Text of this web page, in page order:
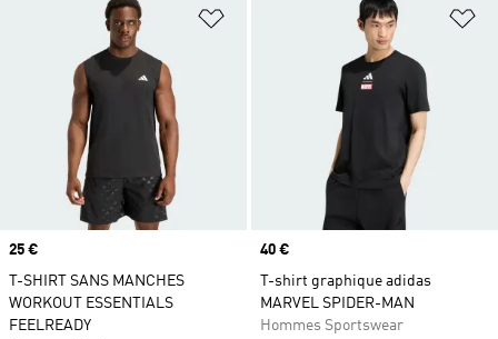
Ajouter à la Liste de produits
Prix
25 €
T-SHIRT SANS MANCHES
WORKOUT ESSENTIALS
FEELREADY
Prix
40 €
T-shirt graphique adidas
MARVEL SPIDER-MAN
Hommes Sportswear